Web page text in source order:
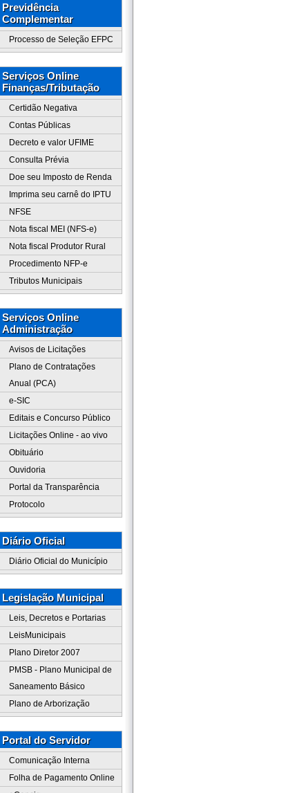
Previdência
Complementar
Processo de Seleção EFPC
Serviços Online
Finanças/Tributação
Certidão Negativa
Contas Públicas
Decreto e valor UFIME
Consulta Prévia
Doe seu Imposto de Renda
Imprima seu carnê do IPTU
NFSE
Nota fiscal MEI (NFS-e)
Nota fiscal Produtor Rural
Procedimento NFP-e
Tributos Municipais
Serviços Online
Administração
Avisos de Licitações
Plano de Contratações
Anual (PCA)
e-SIC
Editais e Concurso Público
Licitações Online - ao vivo
Obituário
Ouvidoria
Portal da Transparência
Protocolo
Diário Oficial
Diário Oficial do Município
Legislação Municipal
Leis, Decretos e Portarias
LeisMunicipais
Plano Diretor 2007
PMSB - Plano Municipal de
Saneamento Básico
Plano de Arborização
Portal do Servidor
Comunicação Interna
Folha de Pagamento Online